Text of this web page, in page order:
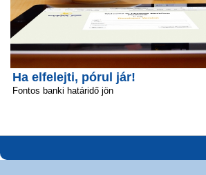
Ha elfelejti, pórul jár!
Fontos banki határidő jön